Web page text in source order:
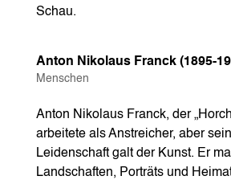
Schau.
Anton Nikolaus Franck (1895-
Menschen
Anton Nikolaus Franck, der
arbeitete als Anstreicher, aber
Leidenschaft galt der Kunst. Er
Landschaften, Porträts und